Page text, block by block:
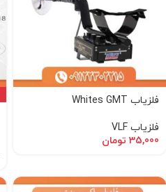
فلزیاب Whites GMT
فلزیاب VLF
35,000 تومان